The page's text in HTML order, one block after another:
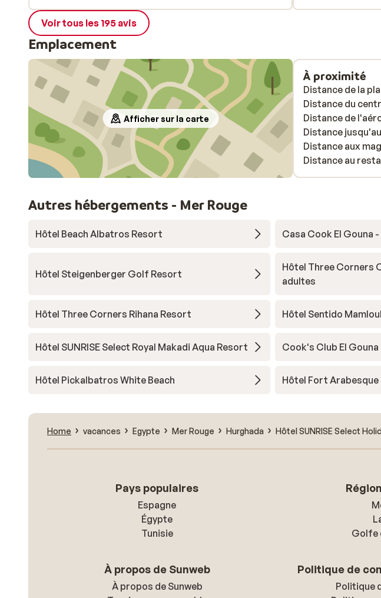
Voir tous les 195 avis
Emplacement
Afficher sur la carte
À proximité
Distance de la
Distance du
Distance de
Distance
Distance aux
Distance au
Autres hébergements - Mer Rouge
Hôtel Beach Albatros Resort Casa Cook El Gouna
Hôtel Steigenberger Golf Resort
Hôtel Three Corners
adultes
Hôtel Three Corners Rihana Resort Hôtel Sentido
Hôtel SUNRISE Select Royal Makadi Aqua Resort Cook's Club El
Hôtel Pickalbatros White Beach Hôtel Fort
Home vacances Egypte Mer Rouge Hurghada Hôtel SUNRISE Select
Pays populaires
Espagne
Égypte
Tunisie
Golfe
À propos de Sunweb
À propos de Sunweb
Politique de
Politique